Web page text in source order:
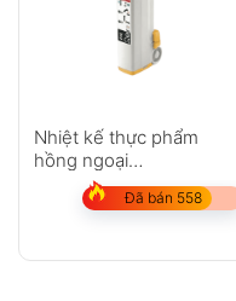
Nhiệt kế thực phẩm
hồng ngoại
Fluke FoodPro
Đã bán 558